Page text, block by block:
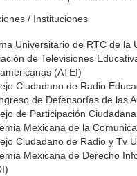
/ Instituciones
Universitario de RTC de la
de Televisiones
(ATEI)
Ciudadano de Radio
de Defensorías de las
de Participación
Mexicana de la
Ciudadano de Radio y Tv
Mexicana de Derecho